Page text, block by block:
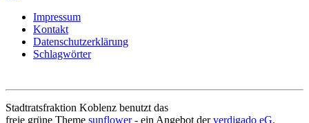
Impressum
Kontakt
Datenschutzerklärung
Schlagwörter
Stadtratsfraktion Koblenz benutzt das
freie grüne Theme sunflower‐ ein Angebot derverdigado eG.